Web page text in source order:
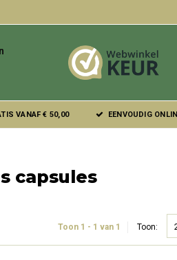
VANAF € 50,00 EENVOUDIG
capsules
Toon 1 - 1 van 1 Toon: